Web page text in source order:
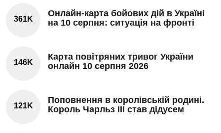
361K
Онлайн-карта бойових дій в Україні
на 10 серпня: ситуація на фронті
146K
Карта повітряних тривог України
онлайн 10 серпня 2026
121K
Поповнення в королівській родині.
Король Чарльз III став дідусем